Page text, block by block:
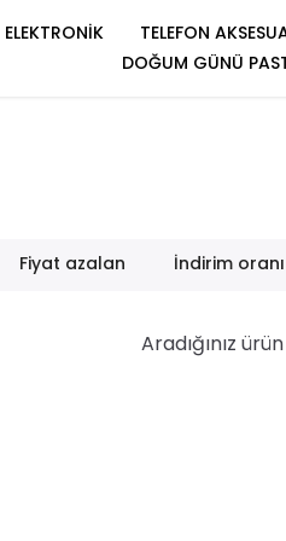
ELEKTRONİK TELEFON
DOĞUM GÜNÜ
Fiyat azalan İndirim
Aradığınız